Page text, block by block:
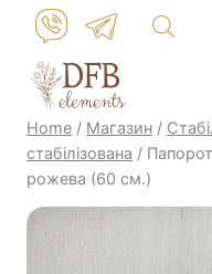
Skip
content
Home / Магазин /
стабілізована /
рожева (60 см.)